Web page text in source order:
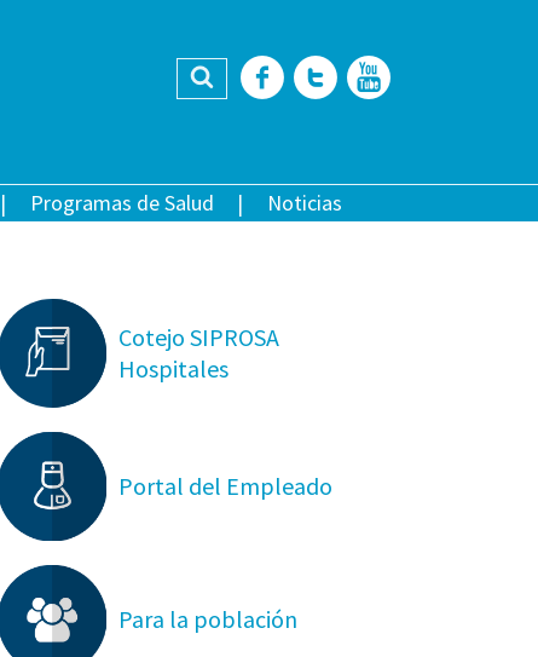
Buscar Facebook
Twitter
Programas de Salud Noticias
Cotejo SIPROSA
Hospitales
Portal del Empleado
Para la población